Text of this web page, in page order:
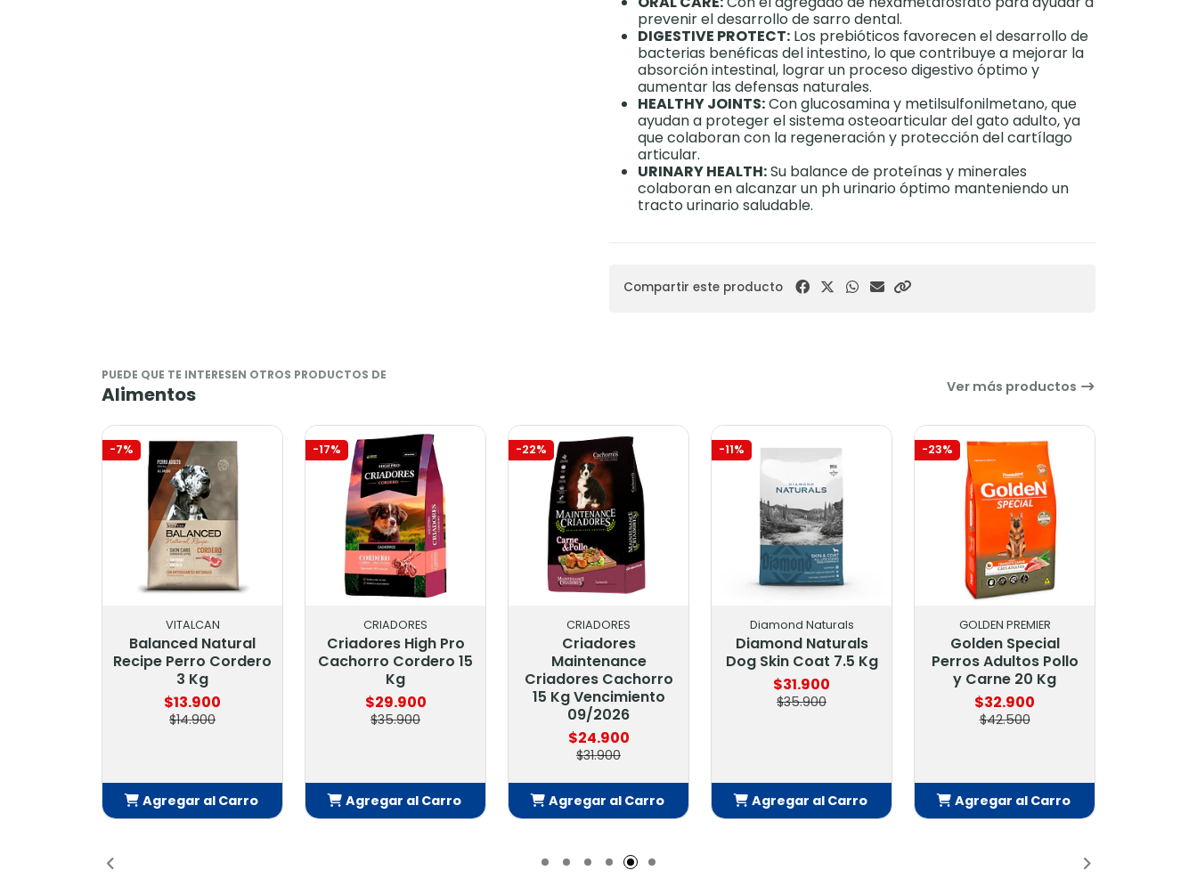
prevenir el desarrollo de sarro dental.
DIGESTIVE PROTECT: Los prebióticos favorecen el desarrollo de
bacterias benéficas del intestino, lo que contribuye a mejorar la
absorción intestinal, lograr un proceso digestivo óptimo y
aumentar las defensas naturales.
HEALTHY JOINTS:Con glucosamina y metilsulfonilmetano, que
ayudan a proteger el sistema osteoarticular del gato adulto, ya
que colaboran con la regeneración y protección del cartílago
articular.
URINARY HEALTH:Su balance de proteínas y minerales
colaboran en alcanzar un ph urinario óptimo manteniendo un
tracto urinario saludable.
Compartir este producto
PUEDE QUE TE INTERESEN OTROS PRODUCTOS DE
Alimentos Ver más productos
Balanced Natural
Recipe Perro Cordero
Agregar al Carro
Criadores High Pro
Cachorro Cordero 15
Agregar al Carro
-22%
Maintenance
Criadores Cachorro
15 Kg Vencimiento
Agregar al Carro
-11%
Diamond Naturals
Diamond Naturals
Dog Skin Coat 7.5 Kg
Agregar al Carro
-23%
Golden Special
Perros Adultos Pollo
y Carne 20 Kg
Agregar al Carro
Josera Daily Cat 10
Agregar al Carro